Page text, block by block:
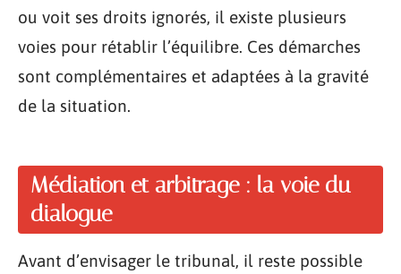
ou voit ses droits ignorés, il existe plusieurs
voies pour rétablir l’équilibre. Ces démarches
sont complémentaires et adaptées à la gravité
de la situation.
Médiation et arbitrage : la voie du
dialogue
Avant d’envisager le tribunal, il reste possible